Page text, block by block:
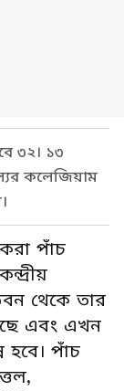
৩২। ১৩
কলেজিয়াম
পাঁচ
থেকে তার
এবং এখন
হবে। পাঁচ